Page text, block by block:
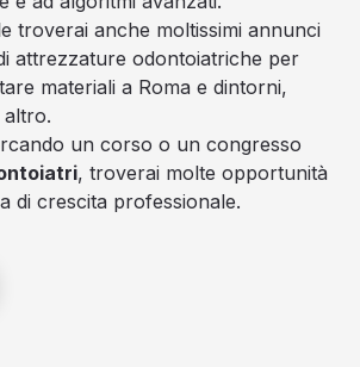
troverai anche moltissimi annunci
attrezzature odontoiatriche per
materiali a Roma e dintorni,
un corso o un congresso
, troverai molte opportunità
di crescita professionale.